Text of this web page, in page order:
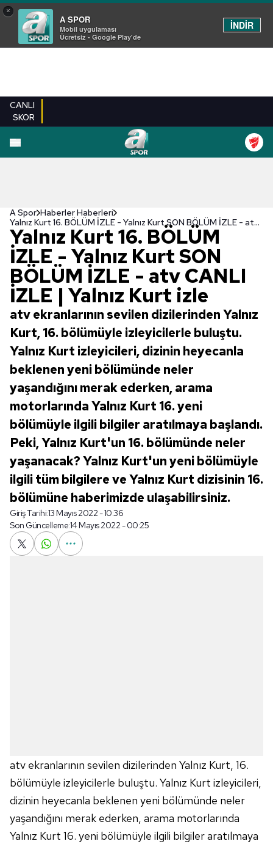
×
A SPOR
Mobil uygulaması
Ücretsiz - Google Play'de
İNDİR
CANLI
SKOR
A Spor Haberler Haberleri
Yalnız Kurt 16. BÖLÜM İZLE - Yalnız Kurt SON BÖLÜM İZLE - atv CANLI İZLE | Yalnız Kurt izle
Yalnız Kurt 16. BÖLÜM
İZLE - Yalnız Kurt SON
BÖLÜM İZLE - atv CANLI
İZLE | Yalnız Kurt izle
atv ekranlarının sevilen dizilerinden Yalnız
Kurt, 16. bölümüyle izleyicilerle buluştu.
Yalnız Kurt izleyicileri, dizinin heyecanla
beklenen yeni bölümünde neler
yaşandığını merak ederken, arama
motorlarında Yalnız Kurt 16. yeni
bölümüyle ilgili bilgiler aratılmaya başlandı.
Peki, Yalnız Kurt'un 16. bölümünde neler
yaşanacak? Yalnız Kurt'un yeni bölümüyle
ilgili tüm bilgilere ve Yalnız Kurt dizisinin 16.
bölümüne haberimizde ulaşabilirsiniz.
Giriş Tarihi:13 Mayıs 2022 - 10:36
Son Güncelleme:14 Mayıs 2022 - 00:25
atv ekranlarının sevilen dizilerinden Yalnız Kurt, 16.
bölümüyle izleyicilerle buluştu. Yalnız Kurt izleyicileri,
dizinin heyecanla beklenen yeni bölümünde neler
yaşandığını merak ederken, arama motorlarında
Yalnız Kurt 16. yeni bölümüyle ilgili bilgiler aratılmaya